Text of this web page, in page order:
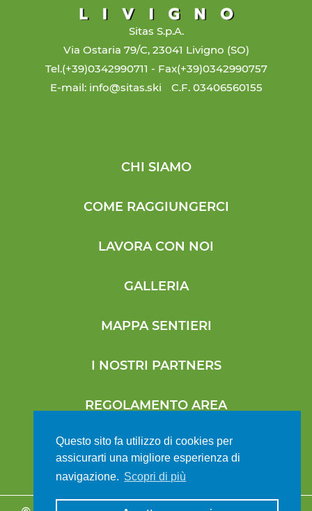
Questo sito fa utilizzo di cookies per
assicurarti una migliore esperienza di
navigazione. Scopri di più
Sitas S.p.A.
Via Ostaria 79/C, 23041 Livigno (SO)
Tel.(+39)0342990711 - Fax(+39)0342990757
E-mail: info@sitas.ski
C.F. 03406560155
CHI SIAMO
COME RAGGIUNGERCI
LAVORA CON NOI
GALLERIA
MAPPA SENTIERI
I NOSTRI PARTNERS
REGOLAMENTO AREA
SOCIAL WALL